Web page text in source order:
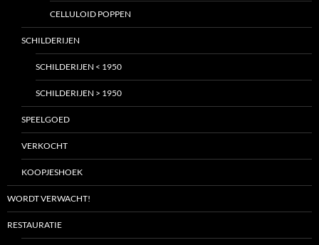
CELLULOID POPPEN
SCHILDERIJEN
SCHILDERIJEN < 1950
SCHILDERIJEN > 1950
SPEELGOED
VERKOCHT
KOOPJESHOEK
WORDT VERWACHT!
RESTAURATIE